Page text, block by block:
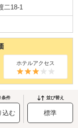
二18-1
ホテルアクセス
条件
込む
並び替え
標準